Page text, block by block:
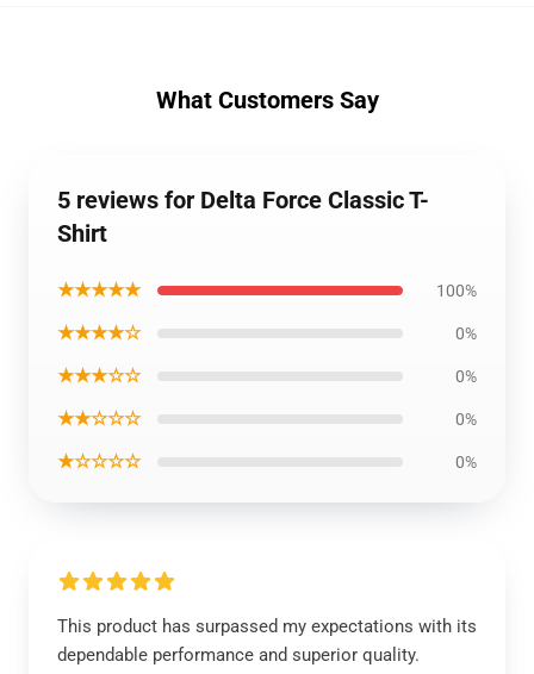
What Customers Say
5 reviews for Delta Force Classic T-
Shirt
★★★★★ 100%
★★★★☆ 0%
★★★☆☆ 0%
★★☆☆☆ 0%
★☆☆☆☆ 0%
This product has surpassed my expectations with its
dependable performance and superior quality.